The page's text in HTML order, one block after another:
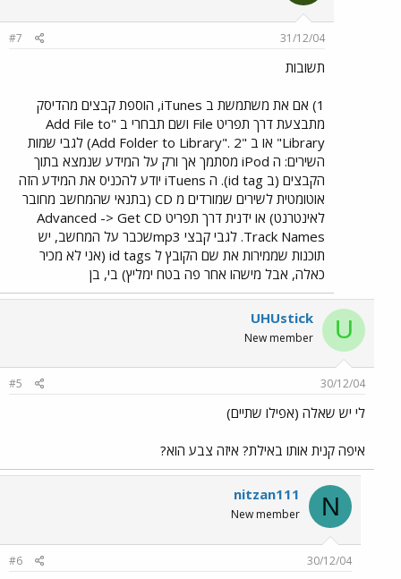
31/12/04
#7
תשובות
1) אם את משתמשת ב iTunes, הוספת קבצים מהדיסק
מתבצעת דרך תפריט File ושם תבחרי ב "Add File to
Library" או ב "Add Folder to Library". 2) לגבי שמות
השירים: ה iPod מסתמך אך ורק על המידע שנמצא בתוך
הקבצים (ב id tag). ה iTuens יודע להכניס את המידע הזה
אוטומטית לשירים שמורדים מ CD (בתנאי שהמחשב מחובר
לאינטרנט) או ידנית דרך תפריט Advanced -> Get CD
Track Names. לגבי קבצי mp3שכבר על המחשב, יש
תוכנות שממירות את שם הקובץ ל id tags (אני לא מכיר
כאלה, אבל מישהו אחר פה בטח ימליץ) בי, בן
U
UHUstick
New member
30/12/04
#5
לי יש שאלה (אפילו שתיים)
איפה קנית אותו באילת? איזה צבע הוא?
N
nitzan111
New member
30/12/04
#6